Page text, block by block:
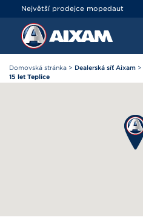
Největší prodejce mopedaut
Domovská stránka > Dealerská síť Aixam >
15 let Teplice
Panel pro správu cookies